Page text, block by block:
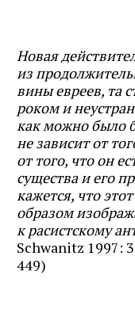
Новая
из
вины евреев, та
роком и
как можно было
не зависит от
от того, что он
существа и его
кажется, что
образом
к расистскому
Schwanitz 1997:
449)